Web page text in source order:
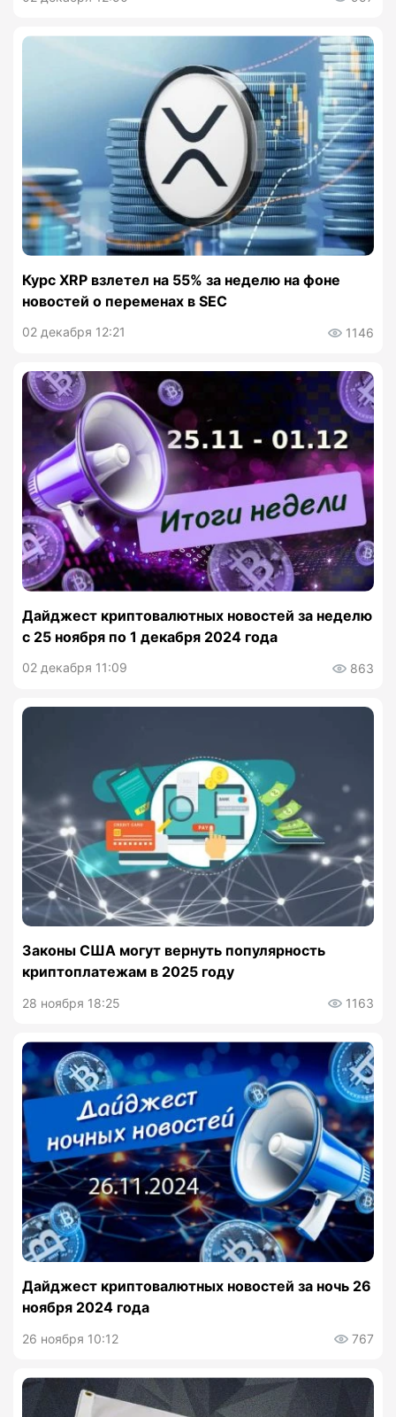
Курс XRP взлетел на 55% за неделю на фоне
новостей о переменах в SEC
02 декабря 12:21 1146
Дайджест криптовалютных новостей за неделю
с 25 ноября по 1 декабря 2024 года
02 декабря 11:09 863
Законы США могут вернуть популярность
криптоплатежам в 2025 году
28 ноября 18:25 1163
Дайджест криптовалютных новостей за ночь 26
ноября 2024 года
26 ноября 10:12 767